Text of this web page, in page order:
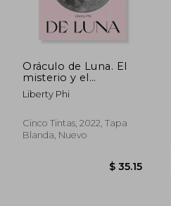
Oráculo de Luna. El
misterio y el
significado de la Luna
Liberty Phi
Cinco Tintas, 2022, Tapa
Blanda, Nuevo